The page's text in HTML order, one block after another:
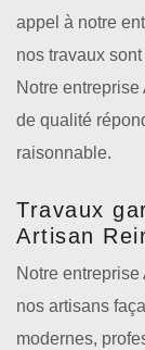
appel à notre
nos travaux
Notre
de qualité
raisonnable.
Travaux
Artisan
Notre
nos artisans
modernes,